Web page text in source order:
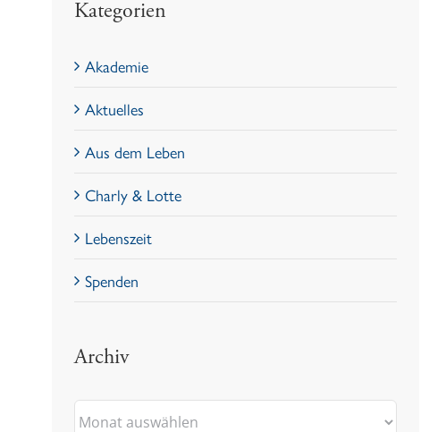
Kategorien
Akademie
Aktuelles
Aus dem Leben
Charly & Lotte
Lebenszeit
Spenden
Archiv